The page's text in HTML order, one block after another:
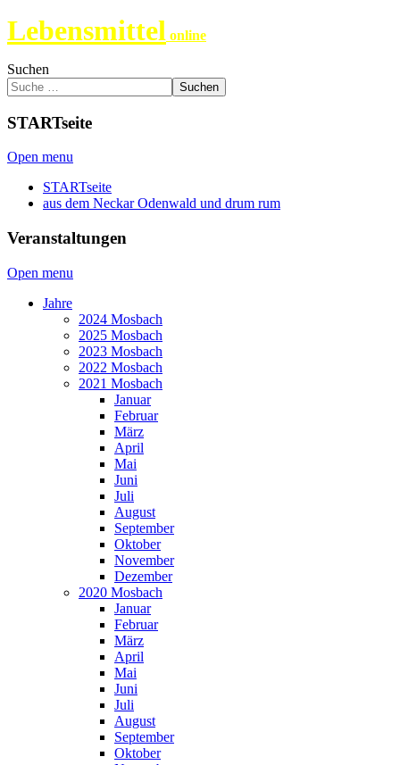
Lebensmittel online
Suchen
Suchen
STARTseite
Open menu
STARTseite
aus dem Neckar Odenwald und drum rum
Veranstaltungen
Open menu
Jahre
2024 Mosbach
2025 Mosbach
2023 Mosbach
2022 Mosbach
2021 Mosbach
Januar
Februar
März
April
Mai
Juni
Juli
August
September
Oktober
November
Dezember
2020 Mosbach
Januar
Februar
März
April
Mai
Juni
Juli
August
September
Oktober